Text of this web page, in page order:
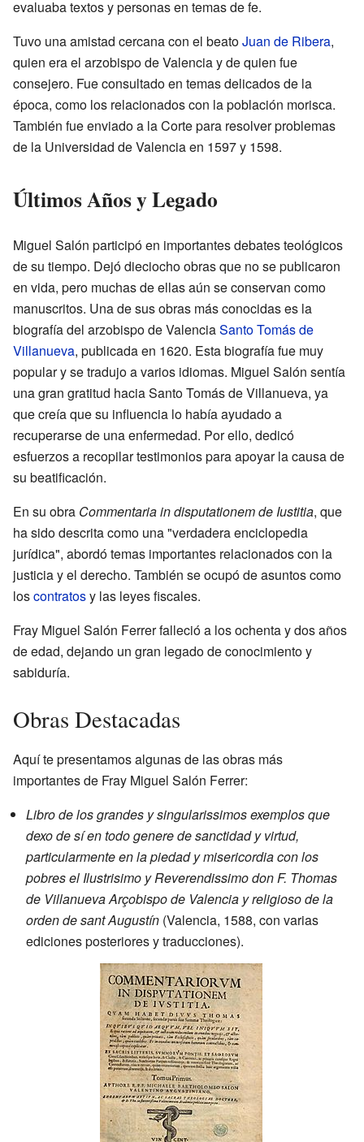
evaluaba textos y personas en temas de fe.
Tuvo una amistad cercana con el beatoJuan de Ribera,
quien era el arzobispo de Valencia y de quien fue
consejero. Fue consultado en temas delicados de la
época, como los relacionados con la población morisca.
También fue enviado a la Corte para resolver problemas
de la Universidad de Valencia en 1597 y 1598.
Últimos Años y Legado
Miguel Salón participó en importantes debates teológicos
de su tiempo. Dejó dieciocho obras que no se publicaron
en vida, pero muchas de ellas aún se conservan como
manuscritos. Una de sus obras más conocidas es la
biografía del arzobispo de ValenciaSanto Tomás de
Villanueva, publicada en 1620. Esta biografía fue muy
popular y se tradujo a varios idiomas. Miguel Salón sentía
una gran gratitud hacia Santo Tomás de Villanueva, ya
que creía que su influencia lo había ayudado a
recuperarse de una enfermedad. Por ello, dedicó
esfuerzos a recopilar testimonios para apoyar la causa de
su beatificación.
En su obra Commentaria in disputationem de Iustitia, que
ha sido descrita como una "verdadera enciclopedia
jurídica", abordó temas importantes relacionados con la
justicia y el derecho. También se ocupó de asuntos como
loscontratosy las leyes fiscales.
Fray Miguel Salón Ferrer falleció a los ochenta y dos años
de edad, dejando un gran legado de conocimiento y
sabiduría.
Obras Destacadas
Aquí te presentamos algunas de las obras más
importantes de Fray Miguel Salón Ferrer:
Libro de los grandes y singularissimos exemplos que
dexo de sí en todo genere de sanctidad y virtud,
particularmente en la piedad y misericordia con los
pobres el Ilustrisimo y Reverendissimo don F. Thomas
de Villanueva Arçobispo de Valencia y religioso de la
orden de sant Augustín (Valencia, 1588, con varias
ediciones posteriores y traducciones).